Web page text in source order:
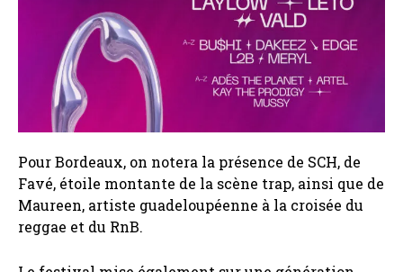
Pour Bordeaux, on notera la présence de SCH, de
Favé, étoile montante de la scène trap, ainsi que de
Maureen, artiste guadeloupéenne à la croisée du
reggae et du RnB.